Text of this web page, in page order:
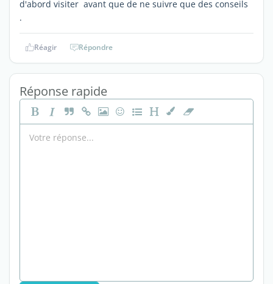
d'abord visiter avant que de ne suivre que des conseils
.
Réagir Répondre
Réponse rapide